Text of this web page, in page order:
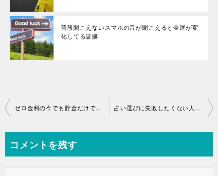
普段聞こえないスマホの音が聞こえると金運が変
化してる証拠
ゼロ金利の今でも貯金だけでお金を増やす方法があります 占い選びに失敗したくない人必見、現役占い師による動画まとめ
コメントを残す